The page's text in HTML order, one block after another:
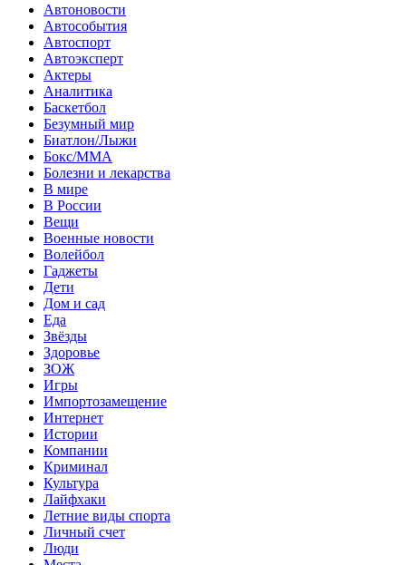
Автоновости
Автособытия
Автоспорт
Автоэксперт
Актеры
Аналитика
Баскетбол
Безумный мир
Биатлон/Лыжи
Бокс/MMA
Болезни и лекарства
В мире
В России
Вещи
Военные новости
Волейбол
Гаджеты
Дети
Дом и сад
Еда
Звёзды
Здоровье
ЗОЖ
Игры
Импортозамещение
Интернет
Истории
Компании
Криминал
Культура
Лайфхаки
Летние виды спорта
Личный счет
Люди